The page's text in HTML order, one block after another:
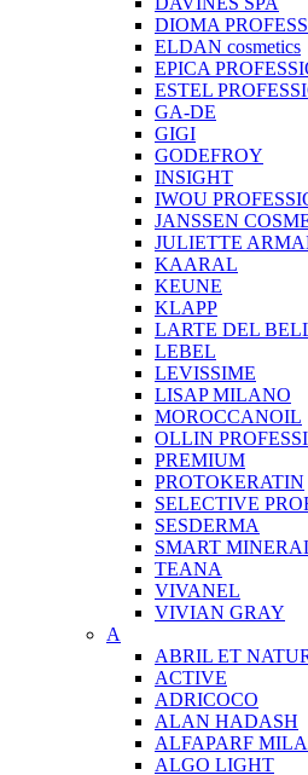
DIOMA
ELDAN cosmetics
EPICA
ESTEL
GA-DE
GIGI
GODEFROY
INSIGHT
IWOU
JANSSEN
JULIETTE
KAARAL
KEUNE
KLAPP
LARTE DEL
LEBEL
LEVISSIME
LISAP MILANO
MOROCCANOIL
OLLIN
PREMIUM
PROTOKERATIN
SELECTIVE
SESDERMA
SMART
TEANA
VIVANEL
VIVIAN GRAY
A
ABRIL ET
ACTIVE
ADRICOCO
ALAN HADASH
ALFAPARF
ALGO LIGHT